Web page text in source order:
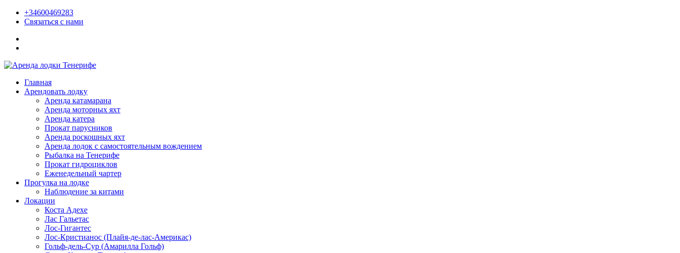
+34600469283
Связаться с нами
Главная
Арендовать лодку
Аренда катамарана
Аренда моторных яхт
Аренда катера
Прокат парусников
Аренда роскошных яхт
Аренда лодок с самостоятельным вождением
Рыбалка на Тенерифе
Прокат гидроциклов
Еженедельный чартер
Прогулка на лодке
Наблюдение за китами
Локации
Коста Адехе
Лас Гальетас
Лос-Гигантес
Лос-Кристианос (Плайя-де-лас-Америкас)
Гольф-дель-Сур (Амарилла Гольф)